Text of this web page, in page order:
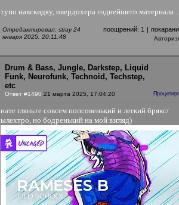
тупо навскидку, овердохера годнейшего материала ..
Отредактировал: stray 24
января 2025, 20:11:48
поощрений: 1 |
Drum & Bass, Jungle, Darkstep, Liquid
Funk, Neurofunk, Technoid, Techstep,
etc
Ответ #1490 21 марта 2025, 17:04:20
нате гляньте совсем попсовенький и легкий брякс/
ылехтро, но бодренький на мой взгляд)